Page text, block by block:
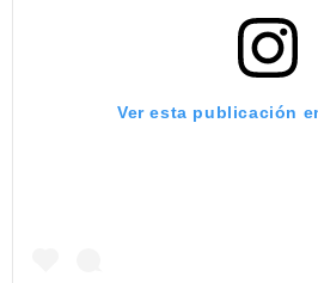
Ver esta publicación